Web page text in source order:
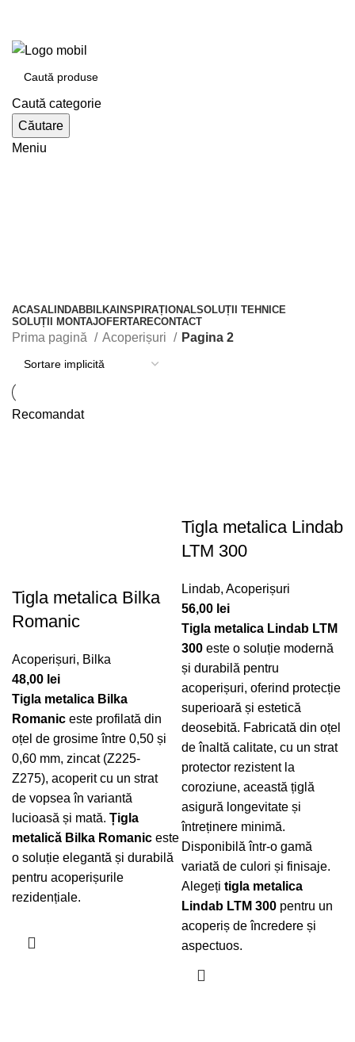
Caută categorie
Căutare
Meniu
ACASALINDABBILKAINSPIRAȚIONALSOLUȚII TEHNICE
SOLUȚII MONTAJOFERTARECONTACT
Prima pagină Acoperișuri Pagina 2
Recomandat
Tigla metalica Bilka
Romanic
Acoperișuri, Bilka
48,00 lei
Tigla metalica Bilka
Romanic este profilată din
oțel de grosime între 0,50 și
0,60 mm, zincat (Z225-
Z275), acoperit cu un strat
de vopsea în variantă
lucioasă și mată. Țigla
metalică Bilka Romanic este
o soluție elegantă și durabilă
pentru acoperișurile
rezidențiale.
Tigla metalica Lindab
LTM 300
Lindab, Acoperișuri
56,00 lei
Tigla metalica Lindab LTM
300 este o soluție modernă
și durabilă pentru
acoperișuri, oferind protecție
superioară și estetică
deosebită. Fabricată din oțel
de înaltă calitate, cu un strat
protector rezistent la
coroziune, această țiglă
asigură longevitate și
întreținere minimă.
Disponibilă într-o gamă
variată de culori și finisaje.
Alegeți tigla metalica
Lindab LTM 300 pentru un
acoperiș de încredere și
aspectuos.